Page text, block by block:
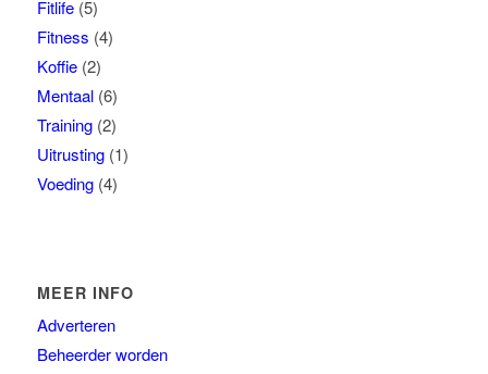
Fitlife(5)
Fitness (4)
Koffie(2)
Mentaal(6)
Training(2)
Uitrusting(1)
Voeding(4)
MEER INFO
Adverteren
Beheerder worden